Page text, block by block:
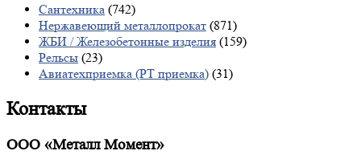
Сантехника (742)
Нержавеющий металлопрокат (871)
ЖБИ / Железобетонные изделия (159)
Рельсы (23)
Авиатехприемка (РТ приемка) (31)
Контакты
ООО «Металл Момент»